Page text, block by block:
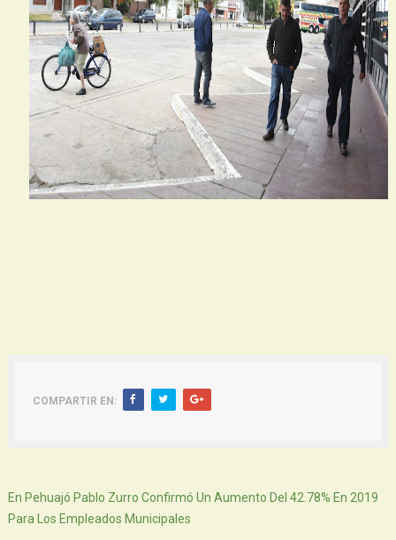
COMPARTIR EN:
En Pehuajó Pablo Zurro Confirmó Un Aumento Del 42.78% En 2019
Para Los Empleados Municipales